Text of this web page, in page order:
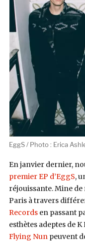
EggS / Photo : Erica
En janvier dernier,
premier EP d’EggS,
réjouissante. Mine de
Paris à travers
Records en passant
esthètes adeptes de K
Flying Nunpeuvent